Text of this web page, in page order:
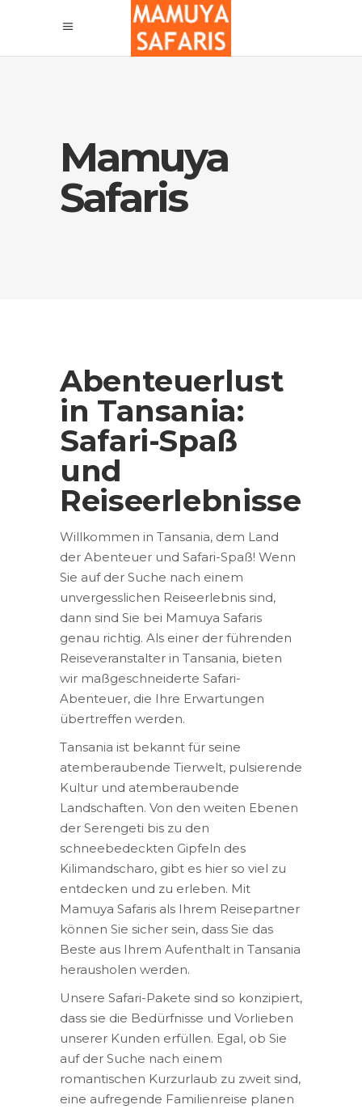
Mamuya
Safaris
Abenteuerlust
in Tansania:
Safari-Spaß
und
Reiseerlebnisse
Willkommen in Tansania, dem Land
der Abenteuer und Safari-Spaß! Wenn
Sie auf der Suche nach einem
unvergesslichen Reiseerlebnis sind,
dann sind Sie bei Mamuya Safaris
genau richtig. Als einer der führenden
Reiseveranstalter in Tansania, bieten
wir maßgeschneiderte Safari-
Abenteuer, die Ihre Erwartungen
übertreffen werden.
Tansania ist bekannt für seine
atemberaubende Tierwelt, pulsierende
Kultur und atemberaubende
Landschaften. Von den weiten Ebenen
der Serengeti bis zu den
schneebedeckten Gipfeln des
Kilimandscharo, gibt es hier so viel zu
entdecken und zu erleben. Mit
Mamuya Safaris als Ihrem Reisepartner
können Sie sicher sein, dass Sie das
Beste aus Ihrem Aufenthalt in Tansania
herausholen werden.
Unsere Safari-Pakete sind so konzipiert,
dass sie die Bedürfnisse und Vorlieben
unserer Kunden erfüllen. Egal, ob Sie
auf der Suche nach einem
romantischen Kurzurlaub zu zweit sind,
eine aufregende Familienreise planen